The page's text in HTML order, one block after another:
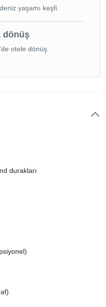
yaşamı keşfi.
dönüş
otele dönüş.
durakları